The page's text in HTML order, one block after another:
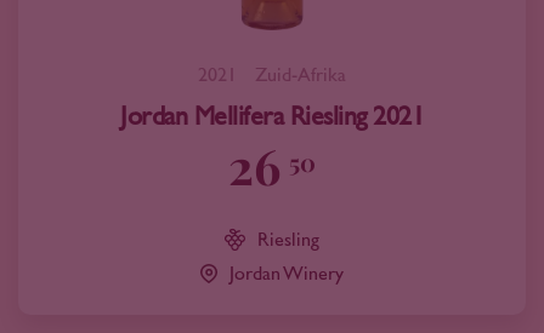
2021 Zuid-Afrika
Jordan Mellifera Riesling 2021
26 50
Riesling
Jordan Winery